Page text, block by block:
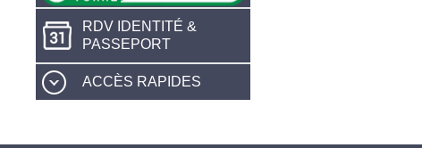
RDV IDENTITÉ &
PASSEPORT
ACCÈS RAPIDES